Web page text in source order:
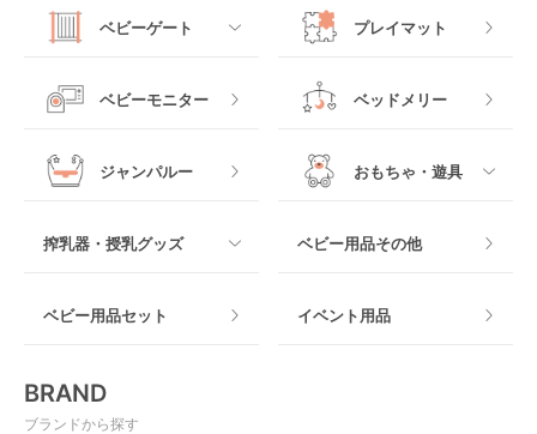
マットレス・布団
ベビーベッドその他
チャイルドシートその
他
ロッキングタイプ テーブルチェア
ヒップシート
抱っこ紐その他
すべて
木製
マット製
ベビーゲート
すべて
プレイマット
ベビーモニター ベッドメリー
ジャンパルー おもちゃ・遊具
搾乳器・授乳グッズ
授乳グッズ・ママ用品
ベビー用品その他
ベビー用品セット イベント用品
BRAND
ブランドから探す